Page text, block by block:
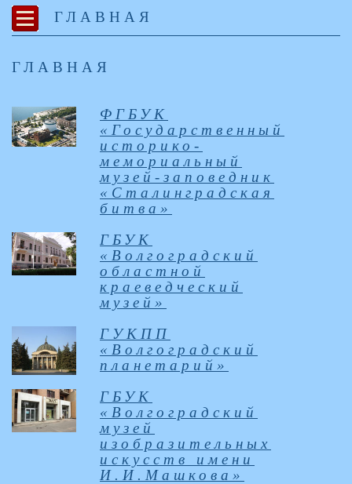
ГЛАВНАЯ
ГЛАВНАЯ
ФГБУК
«Государственный
историко-
мемориальный
музей-заповедник
«Сталинградская
битва»
ГБУК
«Волгоградский
областной
краеведческий
музей»
ГУКПП
«Волгоградский
планетарий»
ГБУК
«Волгоградский
музей
изобразительных
искусств имени
И.И.Машкова»